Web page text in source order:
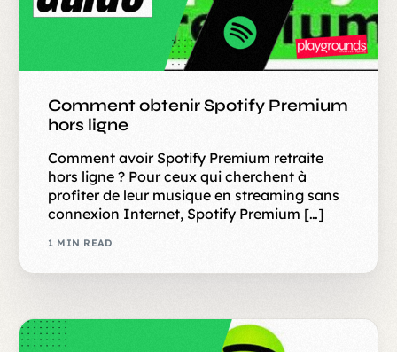
Comment obtenir Spotify Premium
hors ligne
Comment avoir Spotify Premium retraite
hors ligne ? Pour ceux qui cherchent à
profiter de leur musique en streaming sans
connexion Internet, Spotify Premium […]
1 MIN READ